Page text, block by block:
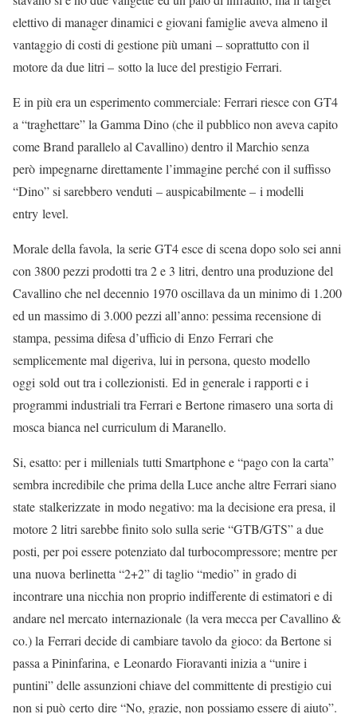
elettivo di manager dinamici e giovani famiglie aveva almeno il
vantaggio di costi di gestione più umani – soprattutto con il
motore da due litri – sotto la luce del prestigio Ferrari.
E in più era un esperimento commerciale: Ferrari riesce con GT4
a “traghettare” la Gamma Dino (che il pubblico non aveva capito
come Brand parallelo al Cavallino) dentro il Marchio senza
però impegnarne direttamente l’immagine perché con il suffisso
“Dino” si sarebbero venduti – auspicabilmente – i modelli
entry level.
Morale della favola, la serie GT4 esce di scena dopo solo sei anni
con 3800 pezzi prodotti tra 2 e 3 litri, dentro una produzione del
Cavallino che nel decennio 1970 oscillava da un minimo di 1.200
ed un massimo di 3.000 pezzi all’anno: pessima recensione di
stampa, pessima difesa d’ufficio di Enzo Ferrari che
semplicemente mal digeriva, lui in persona, questo modello
oggi sold out tra i collezionisti. Ed in generale i rapporti e i
programmi industriali tra Ferrari e Bertone rimasero una sorta di
mosca bianca nel curriculum di Maranello.
Si, esatto: per i millenials tutti Smartphone e “pago con la carta”
sembra incredibile che prima della Luce anche altre Ferrari siano
state stalkerizzate in modo negativo: ma la decisione era presa, il
motore 2 litri sarebbe finito solo sulla serie “GTB/GTS” a due
posti, per poi essere potenziato dal turbocompressore; mentre per
una nuova berlinetta “2+2” di taglio “medio” in grado di
incontrare una nicchia non proprio indifferente di estimatori e di
andare nel mercato internazionale (la vera mecca per Cavallino &
co.) la Ferrari decide di cambiare tavolo da gioco: da Bertone si
passa a Pininfarina, e Leonardo Fioravanti inizia a “unire i
puntini” delle assunzioni chiave del committente di prestigio cui
non si può certo dire “No, grazie, non possiamo essere di aiuto”.